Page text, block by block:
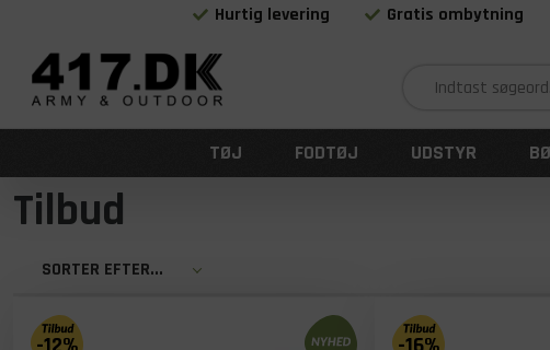
Hurtig levering Gratis ombytning
TØJ FODTØJ UDSTYR
Tilbud
SORTER EFTER...